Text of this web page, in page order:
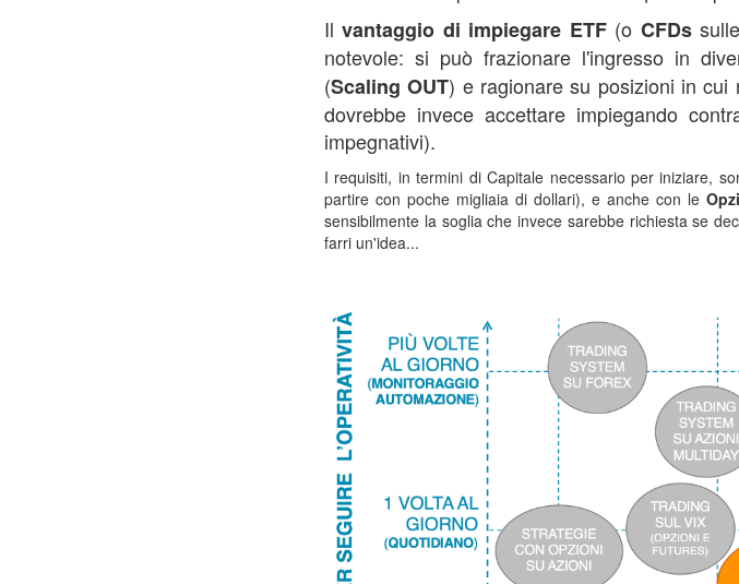
Ilvantaggio di impiegare ETF(o CFDs
notevole: si può frazionare l'ingresso in
(Scaling OUT) e ragionare su posizioni in
dovrebbe invece accettare impiegando
impegnativi).
I requisiti, in termini di Capitale necessario per iniziare,
partire con poche migliaia di dollari), e anche con le
sensibilmente la soglia che invece sarebbe richiesta se
farri un'idea...